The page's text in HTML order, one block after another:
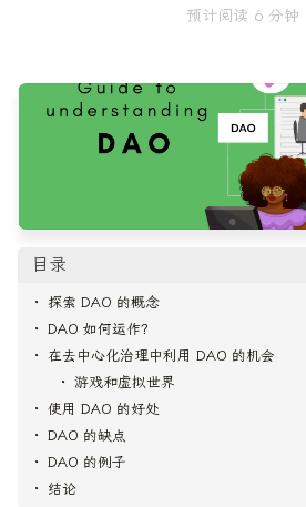
预计阅读 6 分钟
目录
探索 DAO 的概念
DAO 如何运作？
在去中心化治理中利用 DAO 的机会
游戏和虚拟世界
使用 DAO 的好处
DAO 的缺点
DAO 的例子
结论